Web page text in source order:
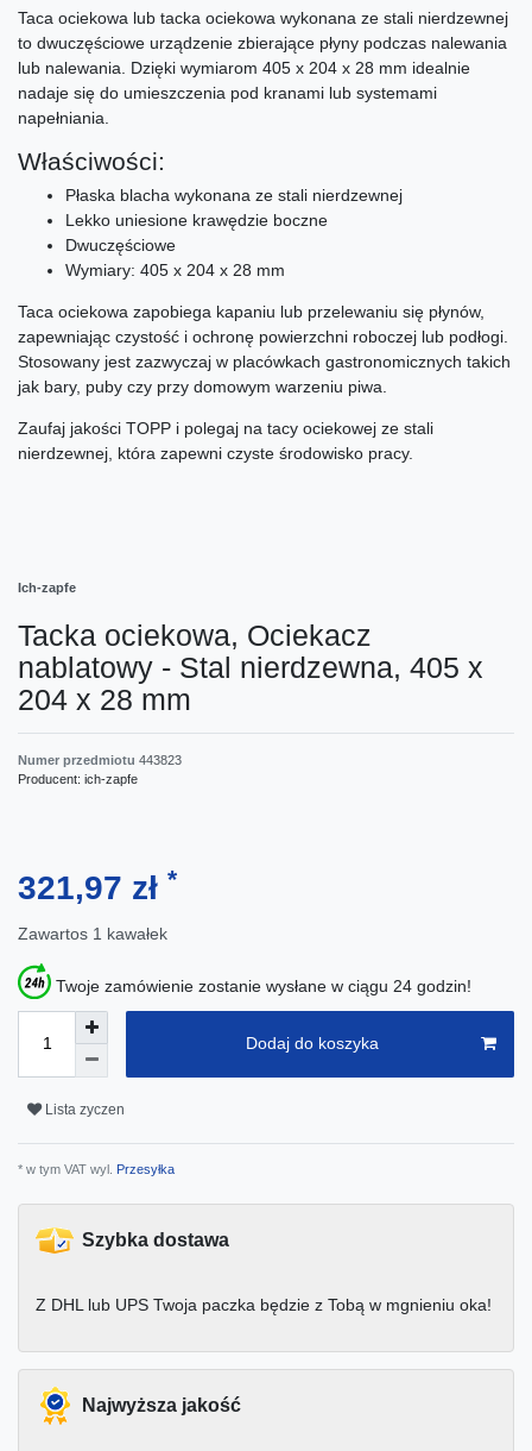
Taca ociekowa lub tacka ociekowa wykonana ze stali nierdzewnej
to dwuczęściowe urządzenie zbierające płyny podczas nalewania
lub nalewania. Dzięki wymiarom 405 x 204 x 28 mm idealnie
nadaje się do umieszczenia pod kranami lub systemami
napełniania.
Właściwości:
Płaska blacha wykonana ze stali nierdzewnej
Lekko uniesione krawędzie boczne
Dwuczęściowe
Wymiary: 405 x 204 x 28 mm
Taca ociekowa zapobiega kapaniu lub przelewaniu się płynów,
zapewniając czystość i ochronę powierzchni roboczej lub podłogi.
Stosowany jest zazwyczaj w placówkach gastronomicznych takich
jak bary, puby czy przy domowym warzeniu piwa.
Zaufaj jakości TOPP i polegaj na tacy ociekowej ze stali
nierdzewnej, która zapewni czyste środowisko pracy.
Ich-zapfe
Tacka ociekowa, Ociekacz
nablatowy - Stal nierdzewna, 405 x
204 x 28 mm
Numer przedmiotu 443823
Producent: ich-zapfe
321,97 zł *
Zawartos 1 kawałek
Twoje zamówienie zostanie wysłane w ciągu 24 godzin!
Dodaj do koszyka
Lista zyczen
* w tym VAT wyl. Przesyłka
Szybka dostawa
Z DHL lub UPS Twoja paczka będzie z Tobą w mgnieniu oka!
Najwyższa jakość